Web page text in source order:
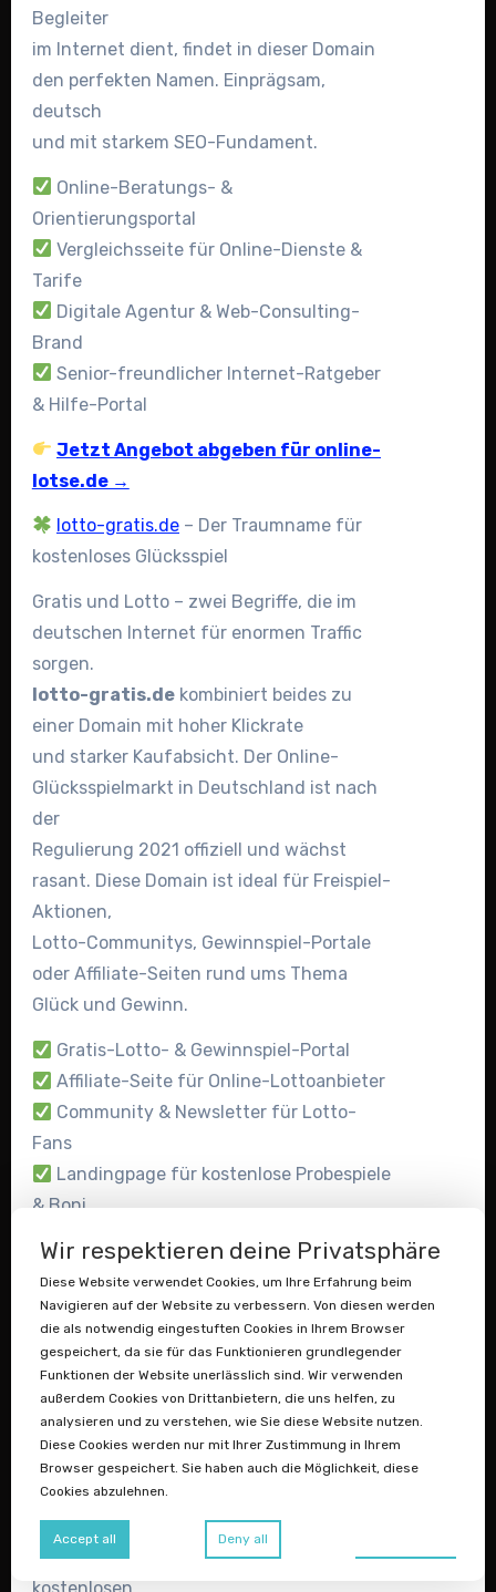
Begleiter
im Internet dient, findet in dieser Domain
den perfekten Namen. Einprägsam,
deutsch
und mit starkem SEO-Fundament.
Online-Beratungs- &
Orientierungsportal
Vergleichsseite für Online-Dienste &
Tarife
Digitale Agentur & Web-Consulting-
Brand
Senior-freundlicher Internet-Ratgeber
& Hilfe-Portal
Jetzt Angebot abgeben für online-
lotse.de →
lotto-gratis.de – Der Traumname für
kostenloses Glücksspiel
Gratis und Lotto – zwei Begriffe, die im
deutschen Internet für enormen Traffic
sorgen.
lotto-gratis.dekombiniert beides zu
einer Domain mit hoher Klickrate
und starker Kaufabsicht. Der Online-
Glücksspielmarkt in Deutschland ist nach
der
Regulierung 2021 offiziell und wächst
rasant. Diese Domain ist ideal für Freispiel-
Aktionen,
Lotto-Communitys, Gewinnspiel-Portale
oder Affiliate-Seiten rund ums Thema
Glück und Gewinn.
Gratis-Lotto- & Gewinnspiel-Portal
Affiliate-Seite für Online-Lottoanbieter
Community & Newsletter für Lotto-
Fans
Landingpage für kostenlose Probespiele
& Boni
Jetzt Angebot abgeben für lotto-
gratis.de →
gratisservice.de– Das universelle
Versprechen: Kostenlos & Erstklassig
„Gratis” ist eines der meistgeklickten
Wörter im deutschen Internet – und
gratisservice.demacht daraus eine
starke, universell einsetzbare
Marke. Diese Domain funktioniert für
nahezu jede Branche, die einen
Wir respektieren deine Privatsphäre
Diese Website verwendet Cookies, um Ihre Erfahrung beim
Navigieren auf der Website zu verbessern. Von diesen werden
die als notwendig eingestuften Cookies in Ihrem Browser
gespeichert, da sie für das Funktionieren grundlegender
Funktionen der Website unerlässlich sind. Wir verwenden
außerdem Cookies von Drittanbietern, die uns helfen, zu
analysieren und zu verstehen, wie Sie diese Website nutzen.
Diese Cookies werden nur mit Ihrer Zustimmung in Ihrem
Browser gespeichert. Sie haben auch die Möglichkeit, diese
Cookies abzulehnen.
Accept all Deny all